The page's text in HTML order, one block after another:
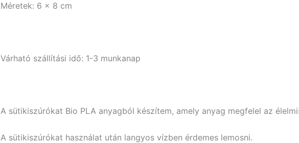
Méretek: 6 x 8 cm
Várható szállítási idő: 1-3 munkanap
A sütikiszúrókat Bio PLA anyagból készítem, amely anyag megfelel az
A sütikiszúrókat használat után langyos vízben érdemes lemosni.